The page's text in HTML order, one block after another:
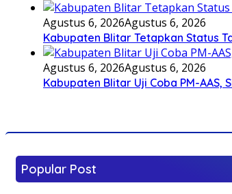
Agustus 6, 2026Agustus 6, 2026
Kabupaten Blitar Tetapkan Status
Agustus 6, 2026Agustus 6, 2026
Kabupaten Blitar Uji Coba PM-
Popular Post